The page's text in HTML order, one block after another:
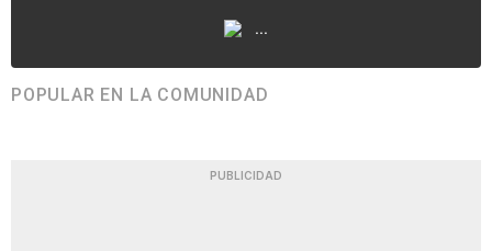
...
POPULAR EN LA COMUNIDAD
PUBLICIDAD